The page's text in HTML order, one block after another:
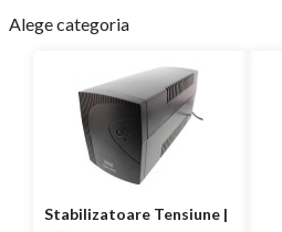
Alege categoria
Stabilizatoare Tensiune |